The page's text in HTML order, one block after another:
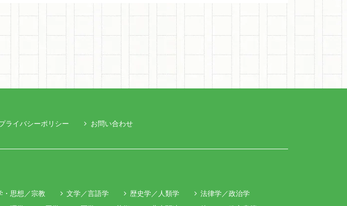
ライバシーポリシー お問い合わせ
・思想／宗教 文学／言語学 歴史学／人類学
法律学／政治学